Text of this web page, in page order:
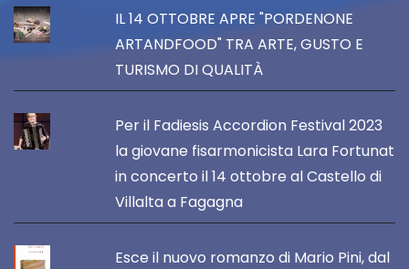
IL 14 OTTOBRE APRE "PORDENONE
ARTANDFOOD" TRA ARTE, GUSTO E
TURISMO DI QUALITÀ
Per il Fadiesis Accordion Festival 2023
la giovane fisarmonicista Lara Fortunat
in concerto il 14 ottobre al Castello di
Villalta a Fagagna
Esce il nuovo romanzo di Mario Pini, dal